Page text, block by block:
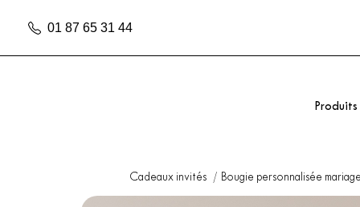
01 87 65 31 44
Produits
Cadeaux invités Bougie personnalisée